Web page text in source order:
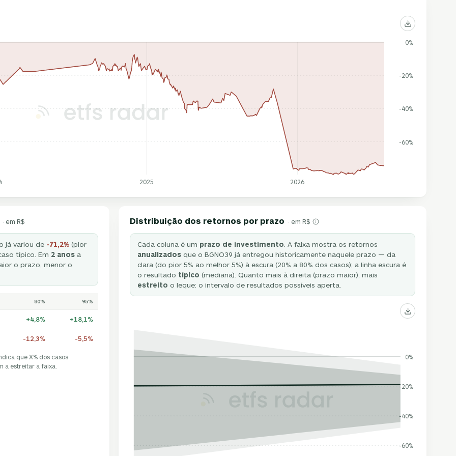
-60%
-40%
-20%
0%
2025 2026
· em R$
já variou de -71,2%(pior
típico. Em 2 anosa
o prazo, menor o
80% 95%
+4,8% +18,1%
-12,3% -5,5%
que X% dos casos
a estreitar a faixa.
Distribuição dos retornos por prazo · em R$
Cada coluna é um prazo de investimento . A faixa mostra os retornos
anualizadosque o BGNO39 já entregou historicamente naquele prazo — da
clara (do pior 5% ao melhor 5%) à escura (20% a 80% dos casos); a linha escura é
o resultado típico (mediana). Quanto mais à direita (prazo maior), mais
estreito o leque: o intervalo de resultados possíveis aperta.
-60%
-40%
-20%
0%